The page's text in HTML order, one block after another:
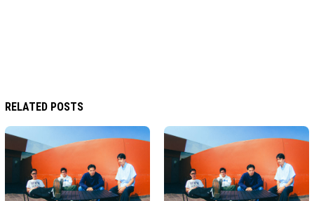
RELATED POSTS